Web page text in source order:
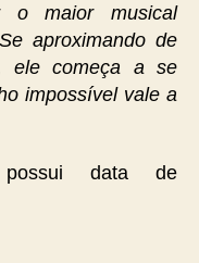
o maior musical
aproximando de
ele começa a se
impossível vale a
data de